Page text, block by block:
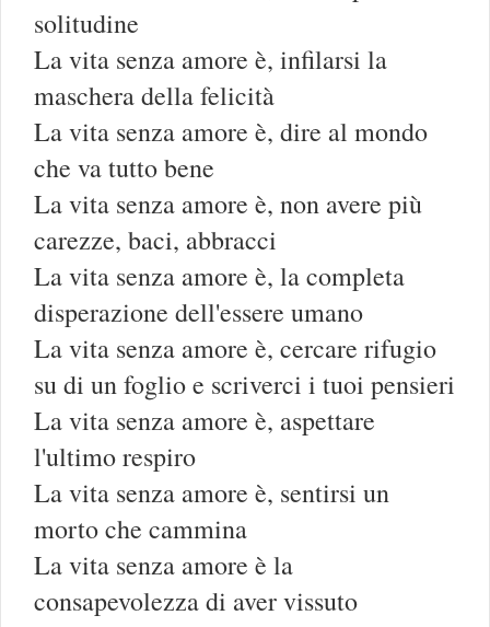
solitudine
La vita senza amore è, infilarsi la
maschera della felicità
La vita senza amore è, dire al mondo
che va tutto bene
La vita senza amore è, non avere più
carezze, baci, abbracci
La vita senza amore è, la completa
disperazione dell'essere umano
La vita senza amore è, cercare rifugio
su di un foglio e scriverci i tuoi pensieri
La vita senza amore è, aspettare
l'ultimo respiro
La vita senza amore è, sentirsi un
morto che cammina
La vita senza amore è la
consapevolezza di aver vissuto